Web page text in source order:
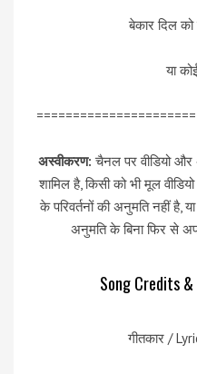
बेकार दिल
या
अस्वीकरण: चैनल पर वीडियो और
शामिल है, किसी को भी मूल
के परिवर्तनों की अनुमति नहीं है,
अनुमति के बिना फिर से
Song Credits
गीतकार /